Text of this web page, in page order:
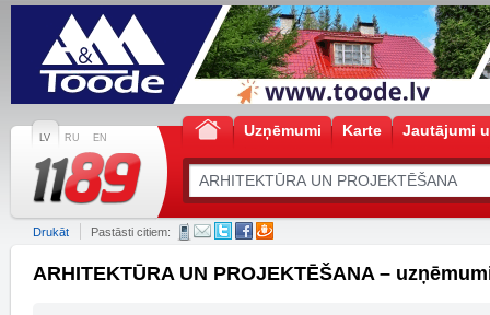
LV RU EN Uzņēmumi Karte Jautājumi
Drukāt Pastāsti citiem:
ARHITEKTŪRA UN PROJEKTĒŠANA –